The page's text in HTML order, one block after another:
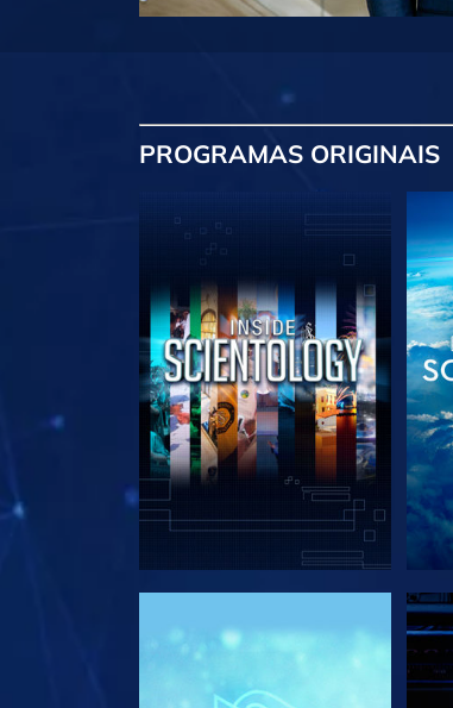
PROGRAMAS ORIGINAIS
EXPLORE A SÉRIE